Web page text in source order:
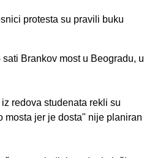
protesta su pravili buku
Brankov most u Beogradu, u
redova studenata rekli su
mosta jer je dosta" nije planiran